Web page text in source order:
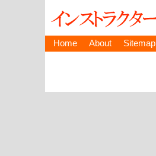
Home About Sitemap